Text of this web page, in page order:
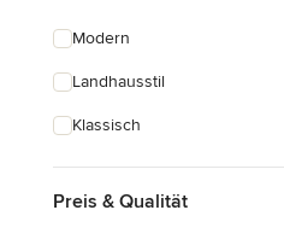
Modern
Landhausstil
Klassisch
Preis & Qualität